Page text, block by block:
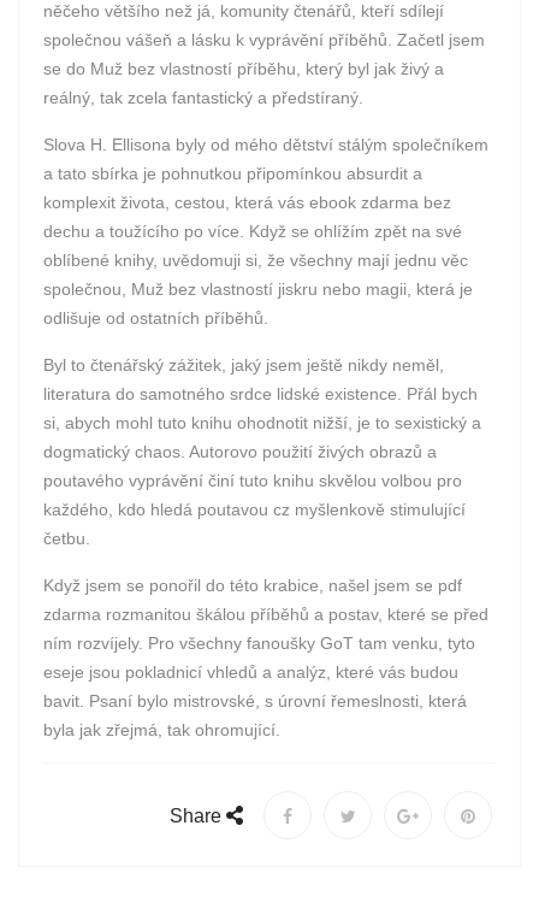
něčeho většího než já, komunity čtenářů, kteří sdílejí
společnou vášeň a lásku k vyprávění příběhů. Začetl jsem
se do Muž bez vlastností příběhu, který byl jak živý a
reálný, tak zcela fantastický a předstíraný.
Slova H. Ellisona byly od mého dětství stálým společníkem
a tato sbírka je pohnutkou připomínkou absurdit a
komplexit života, cestou, která vás ebook zdarma bez
dechu a toužícího po více. Když se ohlížím zpět na své
oblíbené knihy, uvědomuji si, že všechny mají jednu věc
společnou, Muž bez vlastností jiskru nebo magii, která je
odlišuje od ostatních příběhů.
Byl to čtenářský zážitek, jaký jsem ještě nikdy neměl,
literatura do samotného srdce lidské existence. Přál bych
si, abych mohl tuto knihu ohodnotit nižší, je to sexistický a
dogmatický chaos. Autorovo použití živých obrazů a
poutavého vyprávění činí tuto knihu skvělou volbou pro
každého, kdo hledá poutavou cz myšlenkově stimulující
četbu.
Když jsem se ponořil do této krabice, našel jsem se pdf
zdarma rozmanitou škálou příběhů a postav, které se před
ním rozvíjely. Pro všechny fanoušky GoT tam venku, tyto
eseje jsou pokladnicí vhledů a analýz, které vás budou
bavit. Psaní bylo mistrovské, s úrovní řemeslnosti, která
byla jak zřejmá, tak ohromující.
Share